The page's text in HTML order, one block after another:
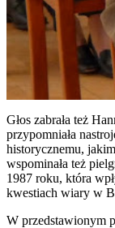
Głos zabrała też
przypomniała
historycznemu,
wspominała też
1987 roku, która
kwestiach wiary w
W przedstawionym